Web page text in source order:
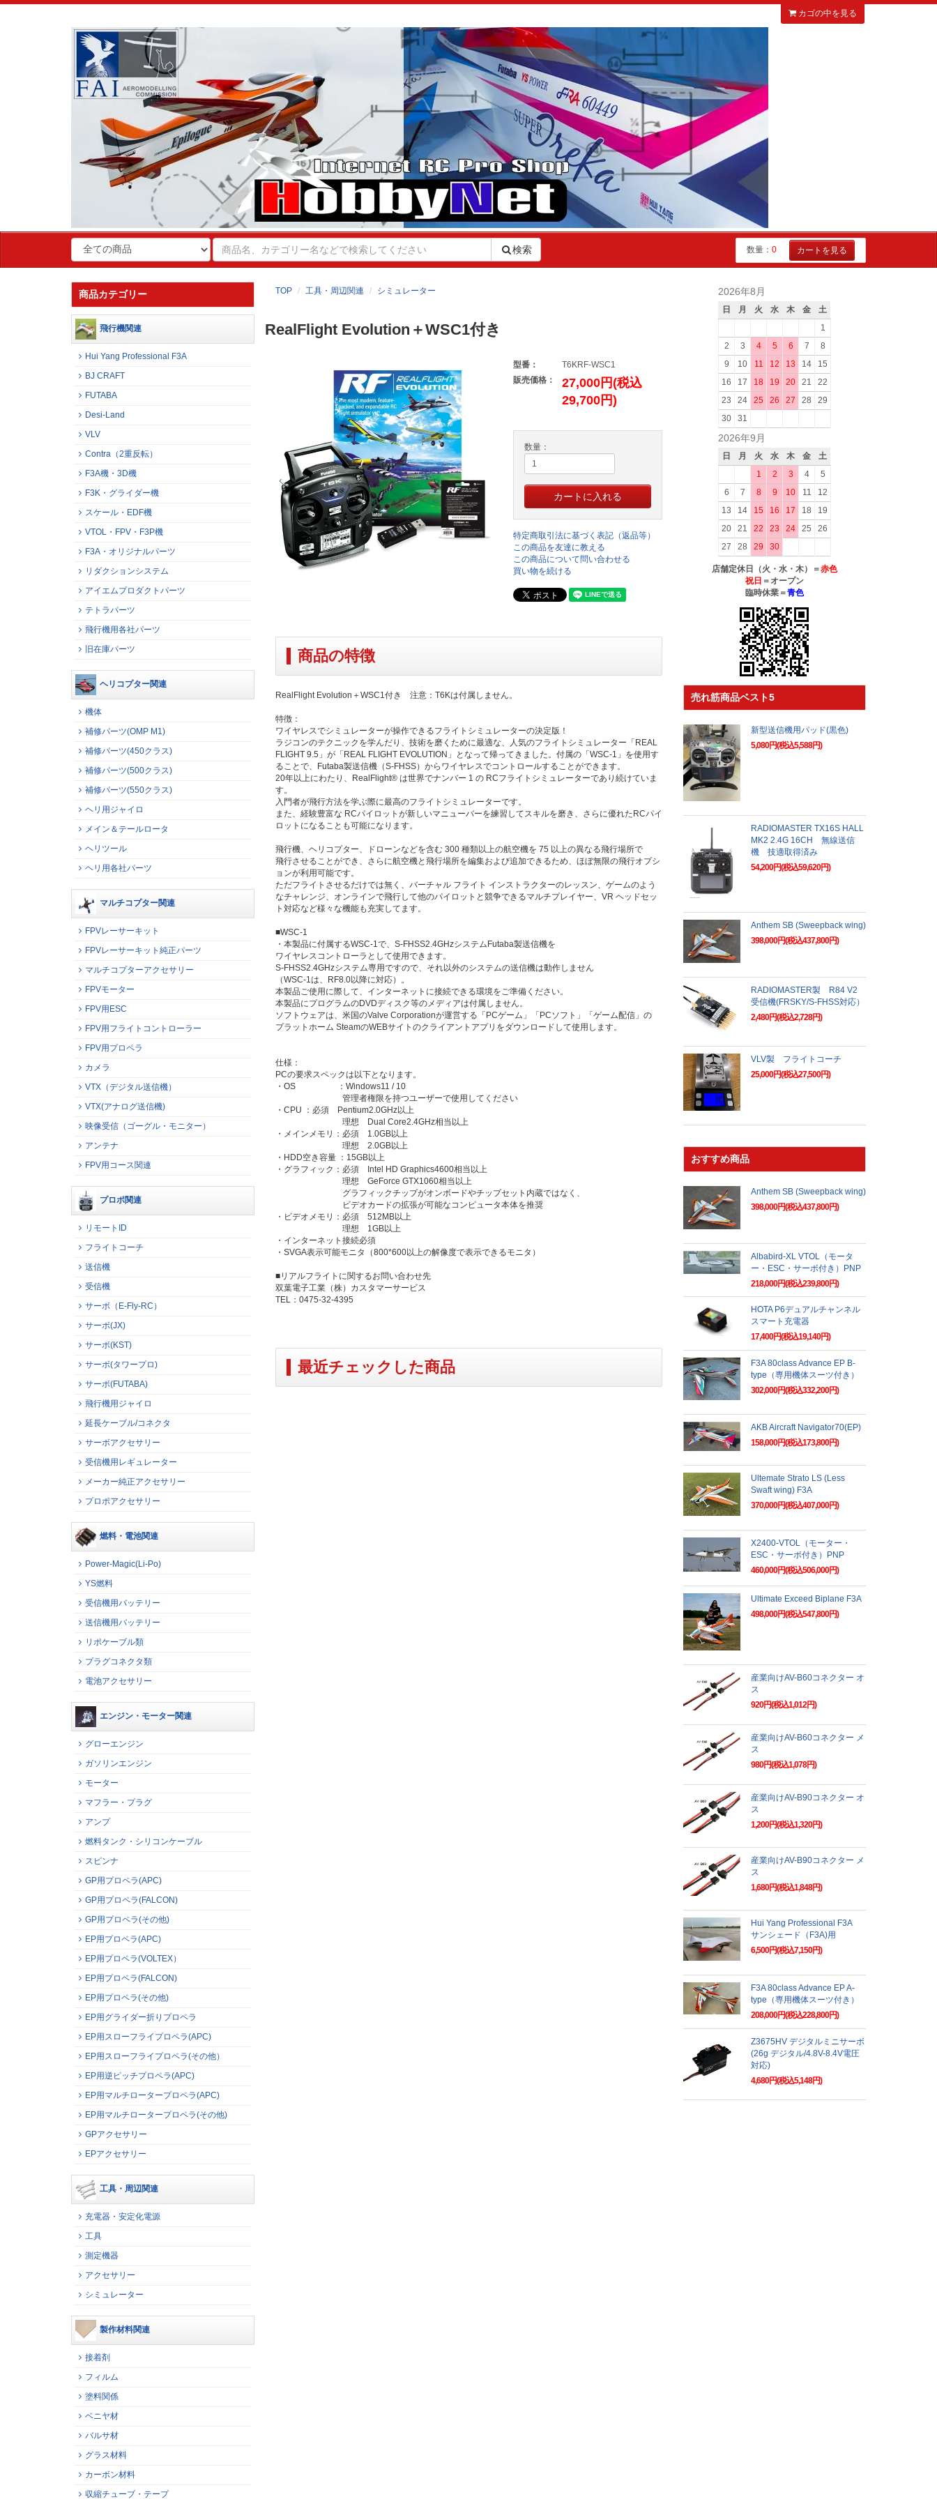
カゴの中を見る
検索 数量： 0 カートを見る
TOP 工具・周辺関連 シミュレーター
RealFlight Evolution＋WSC1付き
型番：
T6KRF-WSC1
販売価格：
27,000円(税込
29,700円)
数量：
特定商取引法に基づく表記（返品等）
この商品を友達に教える
この商品について問い合わせる
買い物を続ける
商品の特徴
RealFlight Evolution＋WSC1付き 注意：T6Kは付属しません。
特徴：
ワイヤレスでシミュレーターが操作できるフライトシミュレーターの決定版！
ラジコンのテクニックを学んだり、技術を磨くために最適な、人気のフライトシミュレーター「REAL
FLIGHT 9.5」が「REAL FLIGHT EVOLUTION」となって帰ってきました。付属の「WSC-1」を使用す
ることで、Futaba製送信機（S-FHSS）からワイヤレスでコントロールすることができます。
20年以上にわたり、RealFlight® は世界でナンバー 1 の RCフライトシミュレーターであり続けていま
す。
入門者が飛行方法を学ぶ際に最高のフライトシミュレーターです。
また、経験豊富な RCパイロットが新しいマニューバーを練習してスキルを磨き、さらに優れたRCパイ
ロットになることも可能になります。
飛行機、ヘリコプター、ドローンなどを含む 300 種類以上の航空機を 75 以上の異なる飛行場所で
飛行させることができ、さらに航空機と飛行場所を編集および追加できるため、ほぼ無限の飛行オプシ
ョンが利用可能です。
ただフライトさせるだけでは無く、バーチャル フライト インストラクターのレッスン、ゲームのよう
なチャレンジ、オンラインで飛行して他のパイロットと競争できるマルチプレイヤー、VR ヘッドセッ
ト対応など様々な機能も充実してます。
■WSC-1
・本製品に付属するWSC-1で、S-FHSS2.4GHzシステムFutaba製送信機を
ワイヤレスコントローラとして使用できます。
S-FHSS2.4GHzシステム専用ですので、それ以外のシステムの送信機は動作しません
（WSC-1は、RF8.0以降に対応）。
本製品ご使用に際して、インターネットに接続できる環境をご準備ください。
本製品にプログラムのDVDディスク等のメディアは付属しません。
ソフトウェアは、米国のValve Corporationが運営する「PCゲーム」「PCソフト」「ゲーム配信」の
プラットホーム SteamのWEBサイトのクライアントアプリをダウンロードして使用します。
仕様：
PCの要求スペックは以下となります。
・OS ：Windows11 / 10
管理者権限を持つユーザーで使用してください
・CPU ：必須 Pentium2.0GHz以上
理想 Dual Core2.4GHz相当以上
・メインメモリ：必須 1.0GB以上
理想 2.0GB以上
・HDD空き容量 ：15GB以上
・グラフィック：必須 Intel HD Graphics4600相当以上
理想 GeForce GTX1060相当以上
グラフィックチップがオンボードやチップセット内蔵ではなく、
ビデオカードの拡張が可能なコンピュータ本体を推奨
・ビデオメモリ：必須 512MB以上
理想 1GB以上
・インターネット接続必須
・SVGA表示可能モニタ（800*600以上の解像度で表示できるモニタ）
■リアルフライトに関するお問い合わせ先
双葉電子工業（株）カスタマーサービス
TEL：0475-32-4395
最近チェックした商品
商品カテゴリー
飛行機関連
Hui Yang Professional F3A
BJ CRAFT
FUTABA
Desi-Land
VLV
Contra（2重反転）
F3A機・3D機
F3K・グライダー機
スケール・EDF機
VTOL・FPV・F3P機
F3A・オリジナルパーツ
リダクションシステム
アイエムプロダクトパーツ
テトラパーツ
飛行機用各社パーツ
旧在庫パーツ
ヘリコプター関連
機体
補修パーツ(OMP M1)
補修パーツ(450クラス)
補修パーツ(500クラス)
補修パーツ(550クラス)
ヘリ用ジャイロ
メイン＆テールロータ
ヘリツール
ヘリ用各社パーツ
マルチコプター関連
FPVレーサーキット
FPVレーサーキット純正パーツ
マルチコプターアクセサリー
FPVモーター
FPV用ESC
FPV用フライトコントローラー
FPV用プロペラ
カメラ
VTX（デジタル送信機）
VTX(アナログ送信機)
映像受信（ゴーグル・モニター）
アンテナ
FPV用コース関連
プロポ関連
リモートID
フライトコーチ
送信機
受信機
サーボ（E-Fly-RC）
サーボ(JX)
サーボ(KST)
サーボ(タワープロ)
サーボ(FUTABA)
飛行機用ジャイロ
延長ケーブル/コネクタ
サーボアクセサリー
受信機用レギュレーター
メーカー純正アクセサリー
プロポアクセサリー
燃料・電池関連
Power-Magic(Li-Po)
YS燃料
受信機用バッテリー
送信機用バッテリー
リポケーブル類
プラグコネクタ類
電池アクセサリー
エンジン・モーター関連
グローエンジン
ガソリンエンジン
モーター
マフラー・プラグ
アンプ
燃料タンク・シリコンケーブル
スピンナ
GP用プロペラ(APC)
GP用プロペラ(FALCON)
GP用プロペラ(その他)
EP用プロペラ(APC)
EP用プロペラ(VOLTEX）
EP用プロペラ(FALCON)
EP用プロペラ(その他)
EP用グライダー折りプロペラ
EP用スローフライプロペラ(APC)
EP用スローフライプロペラ(その他）
EP用逆ピッチプロペラ(APC)
EP用マルチロータープロペラ(APC)
EP用マルチロータープロペラ(その他)
GPアクセサリー
EPアクセサリー
工具・周辺関連
充電器・安定化電源
工具
測定機器
アクセサリー
シミュレーター
製作材料関連
接着剤
フィルム
塗料関係
ベニヤ材
バルサ材
グラス材料
カーボン材料
収縮チューブ・テープ
2026年8月
日 月 火 水 木 金
土
1
2
3 4 5 6 7
8
9
10 11 12 13 14
15
16
17 18 19 20 21
22
23
24 25 26 27 28
29
30
31
2026年9月
日 月 火 水 木 金
土
1
2 3 4
5
6
7 8 9 10 11
12
13
14 15 16 17 18
19
20
21 22 23 24 25
26
27
28 29 30
店舗定休日（火・水・木）＝赤色
祝日 ＝オープン
臨時休業＝青色
売れ筋商品ベスト5
新型送信機用パッド(黒色)
5,080円(税込5,588円)
RADIOMASTER TX16S HALL
MK2 2.4G 16CH 無線送信
機 技適取得済み
54,200円(税込59,620円)
Anthem SB (Sweepback wing)
398,000円(税込437,800円)
RADIOMASTER製 R84 V2
受信機(FRSKY/S-FHSS対応）
2,480円(税込2,728円)
VLV製 フライトコーチ
25,000円(税込27,500円)
おすすめ商品
Anthem SB (Sweepback wing)
398,000円(税込437,800円)
Albabird-XL VTOL（モータ
ー・ESC・サーボ付き）PNP
218,000円(税込239,800円)
HOTA P6デュアルチャンネル
スマート充電器
17,400円(税込19,140円)
F3A 80class Advance EP B-
type（専用機体スーツ付き）
302,000円(税込332,200円)
AKB Aircraft Navigator70(EP)
158,000円(税込173,800円)
Ultemate Strato LS (Less
Swaft wing) F3A
370,000円(税込407,000円)
X2400-VTOL（モーター・
ESC・サーボ付き）PNP
460,000円(税込506,000円)
Ultimate Exceed Biplane F3A
498,000円(税込547,800円)
産業向けAV-B60コネクター オ
ス
920円(税込1,012円)
産業向けAV-B60コネクター メ
ス
980円(税込1,078円)
産業向けAV-B90コネクター オ
ス
1,200円(税込1,320円)
産業向けAV-B90コネクター メ
ス
1,680円(税込1,848円)
Hui Yang Professional F3A
サンシェード（F3A)用
6,500円(税込7,150円)
F3A 80class Advance EP A-
type（専用機体スーツ付き）
208,000円(税込228,800円)
Z3675HV デジタルミニサーボ
(26g デジタル/4.8V-8.4V電圧
対応)
4,680円(税込5,148円)